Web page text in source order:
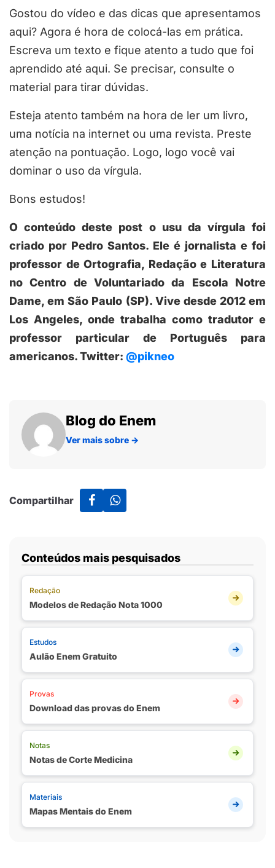
Gostou do vídeo e das dicas que apresentamos
aqui? Agora é hora de colocá-las em prática.
Escreva um texto e fique atento a tudo que foi
aprendido até aqui. Se precisar, consulte o
material para tirar dúvidas.
Esteja atento também na hora de ler um livro,
uma notícia na internet ou uma revista. Preste
atenção na pontuação. Logo, logo você vai
dominar o uso da vírgula.
Bons estudos!
O conteúdo deste post o usu da vírgula foi
criado por Pedro Santos. Ele é jornalista e foi
professor de Ortografia, Redação e Literatura
no Centro de Voluntariado da Escola Notre
Dame, em São Paulo (SP). Vive desde 2012 em
Los Angeles, onde trabalha como tradutor e
professor particular de Português para
americanos. Twitter: @pikneo
Blog do Enem
Ver mais sobre →
Compartilhar
Conteúdos mais pesquisados
Redação
Modelos de Redação Nota 1000
Estudos
Aulão Enem Gratuito
Provas
Download das provas do Enem
Notas
Notas de Corte Medicina
Materiais
Mapas Mentais do Enem